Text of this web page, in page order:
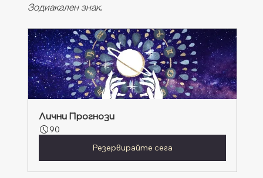
Зодиакален знак.
Лични Прогнози
90
Резервирайте сега